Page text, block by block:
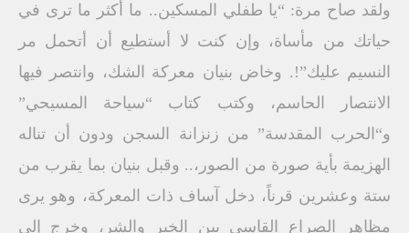
ولقد صاح مرة: “يا طفلي المسكين.. ما أكثر ما ترى في
حياتك من مأساة، وإن كنت لا أستطيع أن أتحمل مر
النسيم عليك”!. وخاض بنيان معركة الشك، وانتصر فيها
الانتصار الحاسم، وكتب كتاب “سياحة المسيحي”
و“الحرب المقدسة” من زنزانة السجن ودون أن تناله
الهزيمة بأية صورة من الصور،.. وقبل بنيان بما يقرب من
ستة وعشرين قرناً، دخل آساف ذات المعركة، وهو يرى
مظاهر الصراع القاسي بين الخير والشر، وخرج إلى